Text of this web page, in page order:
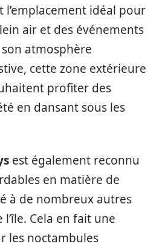
l’emplacement idéal pour
air et des événements
atmosphère
cette zone extérieure
profiter des
en dansant sous les
est également reconnu
en matière de
à de nombreux autres
Cela en fait une
les noctambules